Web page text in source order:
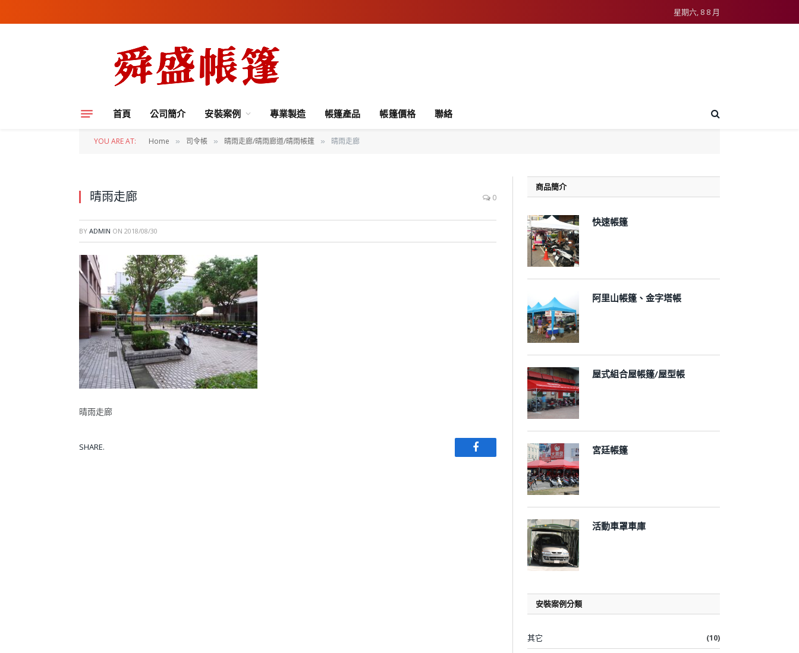
星期六, 8 8 月
首頁 公司簡介 安裝案例 專業製造 帳篷產品 帳篷價格 聯絡
YOU ARE AT: Home » 司令帳 » 晴雨走廊/晴雨廊道/晴雨帳篷 » 晴雨走廊
晴雨走廊 0
BY ADMIN ON 2018/08/30
晴雨走廊
SHARE.
Facebook
商品簡介
快速帳篷
阿里山帳篷、金字塔帳
屋式組合屋帳篷/屋型帳
宮廷帳篷
活動車罩車庫
安裝案例分類
其它
(10)